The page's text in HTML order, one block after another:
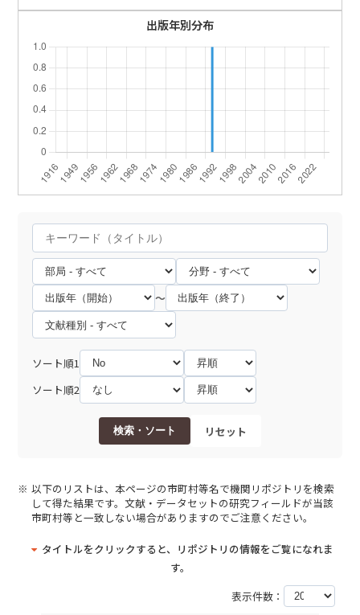
出版年別分布
～
ソート順1
ソート順2
検索・ソート リセット
以下のリストは、本ページの市町村等名で機関リポジトリを検索
して得た結果です。文献・データセットの研究フィールドが当該
市町村等と一致しない場合がありますのでご注意ください。
タイトルをクリックすると、リポジトリの情報をご覧になれま
す。
表示件数：